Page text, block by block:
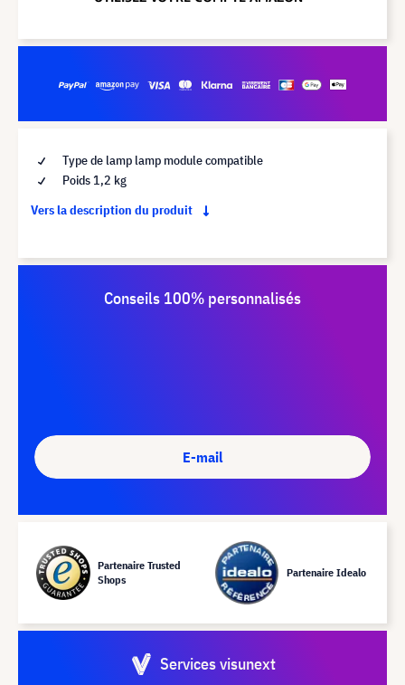
Type de lamp lamp module compatible
Poids 1,2 kg
Vers la description du produit
Conseils 100% personnalisés
E-mail
Partenaire Trusted
Shops
Partenaire Idealo
Services visunext